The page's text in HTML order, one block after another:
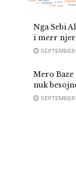
Nga Sebi
i merr
Mero
nuk